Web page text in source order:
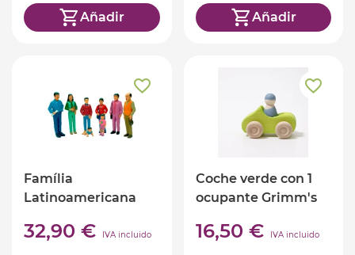
Añadir Añadir
Família
Latinoamericana
32,90 € IVA incluido
Coche verde con 1
ocupante Grimm's
16,50 € IVA incluido